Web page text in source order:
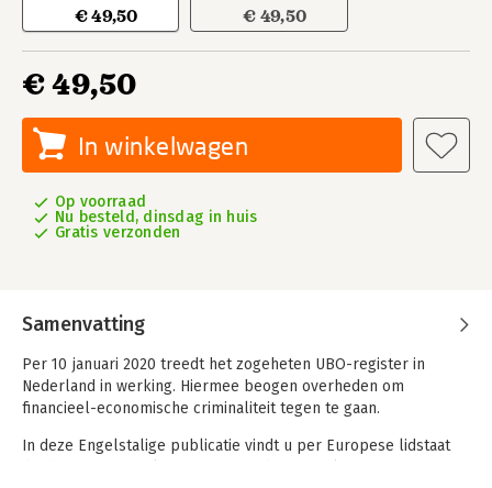
€ 49,50 € 49,50
€ 49,50
In winkelwagen
Op voorraad
Nu besteld, dinsdag in huis
Gratis verzonden
Samenvatting
Per 10 januari 2020 treedt het zogeheten UBO-register in
Nederland in werking. Hiermee beogen overheden om
financieel-economische criminaliteit tegen te gaan.
In deze Engelstalige publicatie vindt u per Europese lidstaat